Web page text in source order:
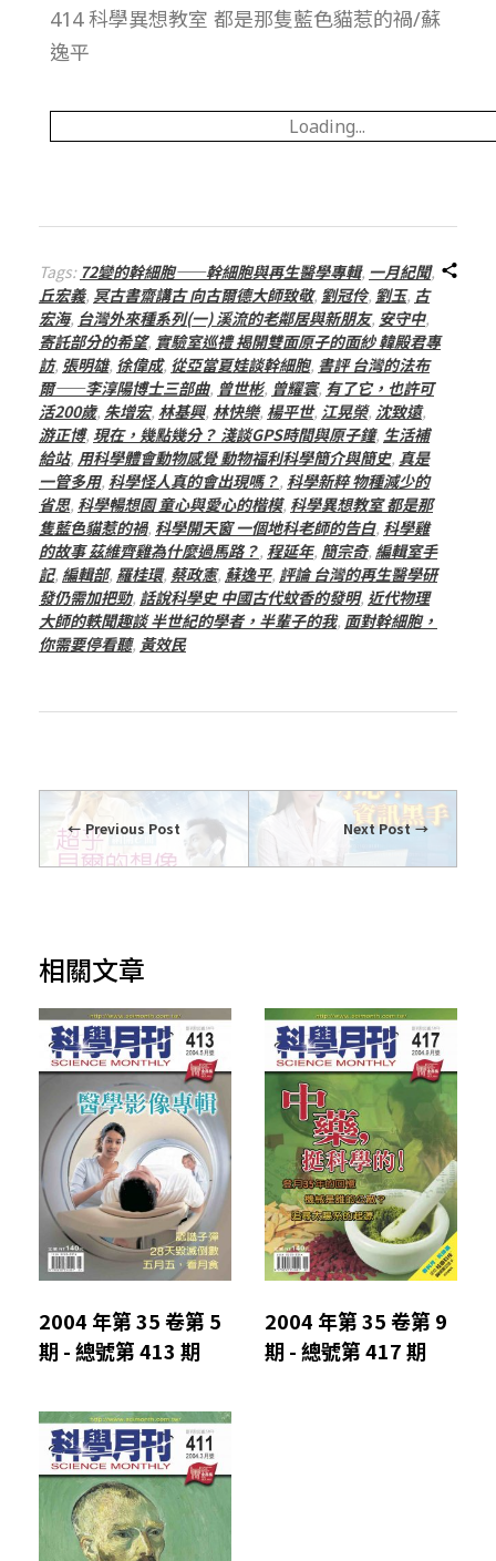
414 科學異想教室 都是那隻藍色貓惹的禍/蘇
逸平
Loading...
Tags: 72變的幹細胞——幹細胞與再生醫學專輯, 一月紀聞,
丘宏義, 冥古書齋講古 向古爾德大師致敬, 劉冠伶, 劉玉, 古
宏海, 台灣外來種系列(一) 溪流的老鄰居與新朋友, 安守中,
寄託部分的希望, 實驗室巡禮 揭開雙面原子的面紗 韓殿君專
訪, 張明雄, 徐偉成, 從亞當夏娃談幹細胞, 書評 台灣的法布
爾——李淳陽博士三部曲, 曾世彬, 曾耀寰, 有了它，也許可
活200歲, 朱增宏, 林基興, 林快樂, 楊平世, 江晃榮, 沈致遠,
游正博, 現在，幾點幾分？ 淺談GPS時間與原子鐘, 生活補
給站, 用科學體會動物感覺 動物福利科學簡介與簡史, 真是
一管多用, 科學怪人真的會出現嗎？, 科學新粹 物種減少的
省思, 科學暢想園 童心與愛心的楷模, 科學異想教室 都是那
隻藍色貓惹的禍, 科學開天窗 一個地科老師的告白, 科學雞
的故事 茲維齊雞為什麼過馬路？, 程延年, 簡宗奇, 編輯室手
記, 編輯部, 羅桂環, 蔡政憲, 蘇逸平, 評論 台灣的再生醫學研
發仍需加把勁, 話說科學史 中國古代蚊香的發明, 近代物理
大師的軼聞趣談 半世紀的學者，半輩子的我, 面對幹細胞，
你需要停看聽, 黃效民
Previous Post Next Post
相關文章
2004 年第 35 卷第 5
期 - 總號第 413 期
2004 年第 35 卷第 9
期 - 總號第 417 期